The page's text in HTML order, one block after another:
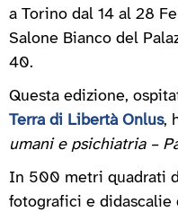
a Torino dal 14 al 28
Salone Bianco del
40.
Questa edizione,
Terra di Libertà Onlus,
umani e psichiatria –
In 500 metri quadrati
fotografici e didascalie